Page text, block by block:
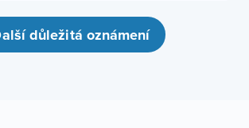
důležitá oznámení